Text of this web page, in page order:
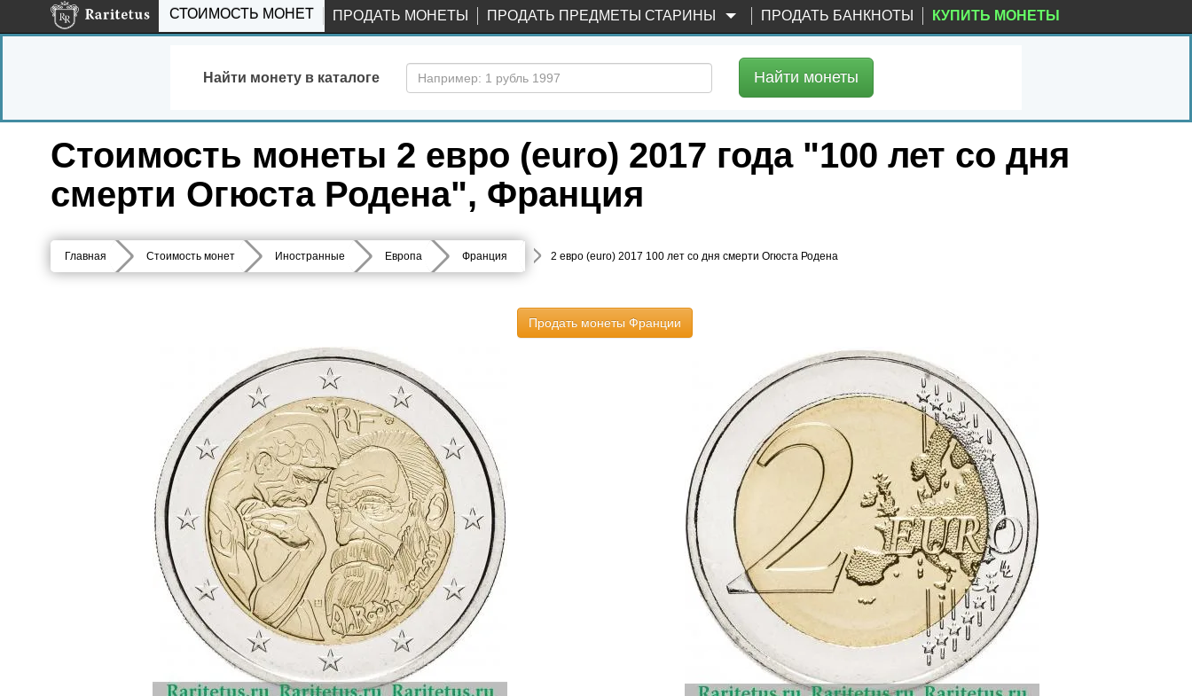
СТОИМОСТЬ МОНЕТ ПРОДАТЬ МОНЕТЫ ПРОДАТЬ ПРЕДМЕТЫ СТАРИНЫ ПРОДАТЬ БАНКНОТЫ КУПИТЬ МОНЕТЫ
Найти монету в каталоге Найти монеты
Стоимость монеты 2 евро (euro) 2017 года "100 лет со дня
смерти Огюста Родена", Франция
Главная Стоимость монет Иностранные Европа Франция 2 евро (euro) 2017 100 лет со дня смерти Огюста Родена
Продать монеты Франции